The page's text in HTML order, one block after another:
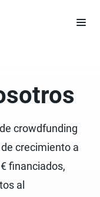
crowdfunding
crecimiento a
financiados,
al